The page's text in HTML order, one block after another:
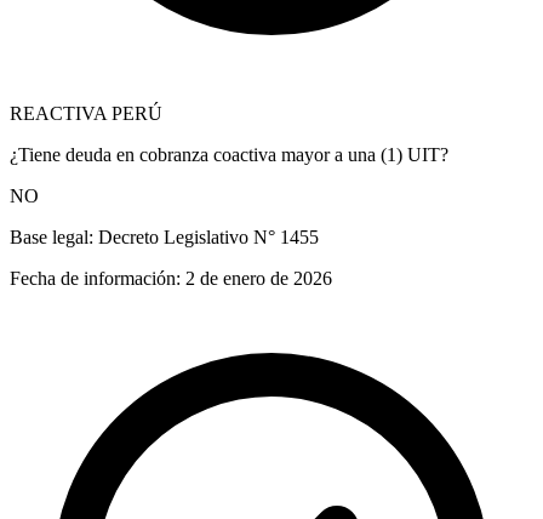
REACTIVA PERÚ
¿Tiene deuda en cobranza coactiva mayor a una (1) UIT?
NO
Base legal: Decreto Legislativo N° 1455
Fecha de información: 2 de enero de 2026